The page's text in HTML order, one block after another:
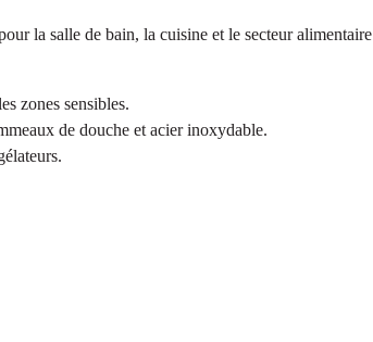
la salle de bain, la cuisine et le secteur alimentaire
zones sensibles.
de douche et acier inoxydable.